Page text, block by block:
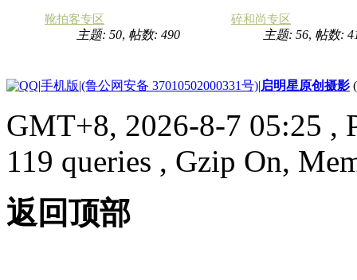
靴拍客专区
主题: 50, 帖数: 490
碎和尚专区
主题: 56, 帖数:
|手机版|(鲁公网安备 37010502000331号)|启明星原创摄影
GMT+8, 2026-8-7 05:25 ,
119 queries , Gzip On,
返回顶部